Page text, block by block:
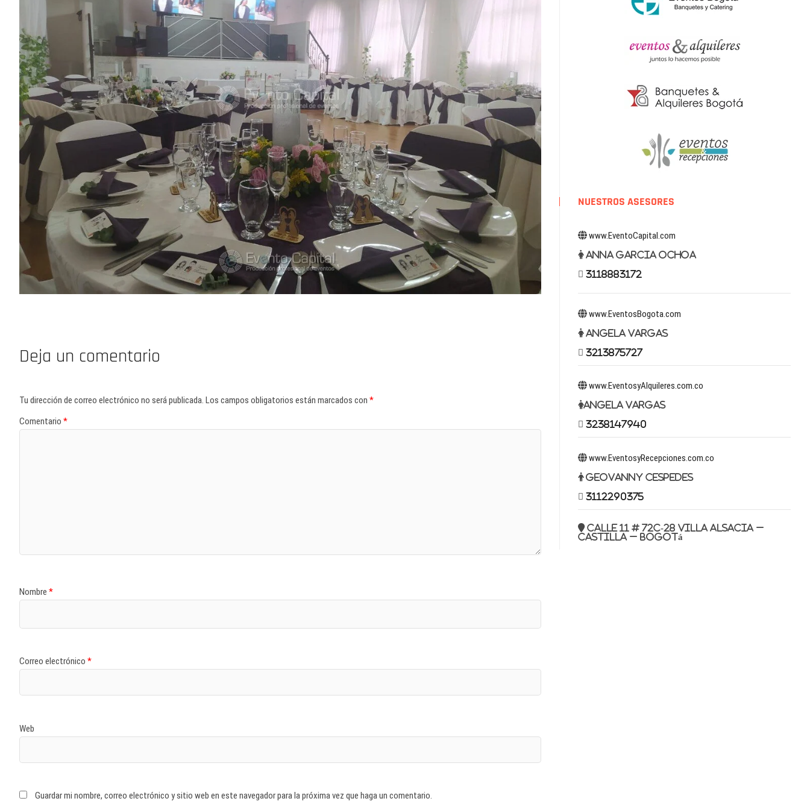
Deja un comentario
Tu dirección de correo electrónico no será publicada. Los campos obligatorios están marcados con *
Comentario *
Nombre *
Correo electrónico *
Web
Guardar mi nombre, correo electrónico y sitio web en este navegador para la próxima vez que haga un comentario.
NUESTROS ASESORES
www.EventoCapital.com
Anna Garcia Ochoa
3118883172
www.EventosBogota.com
Angela Vargas
3213875727
www.EventosyAlquileres.com.co
Angela Vargas
3238147940
www.EventosyRecepciones.com.co
Geovanny Cespedes
3112290375
Calle 11 # 72c-28 Villa Alsacia –
Castilla – Bogotá